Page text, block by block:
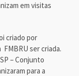
em visitas
criado por
ser criada.
– Conjunto
para a